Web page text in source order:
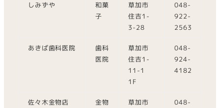
しみずや
和菓
子
草加市
住吉1-
3-28
048-
922-
2563
あきば歯科医院
歯科
医院
草加市
住吉1-
11-1
1F
048-
924-
4182
佐々木金物店
金物
草加市
048-